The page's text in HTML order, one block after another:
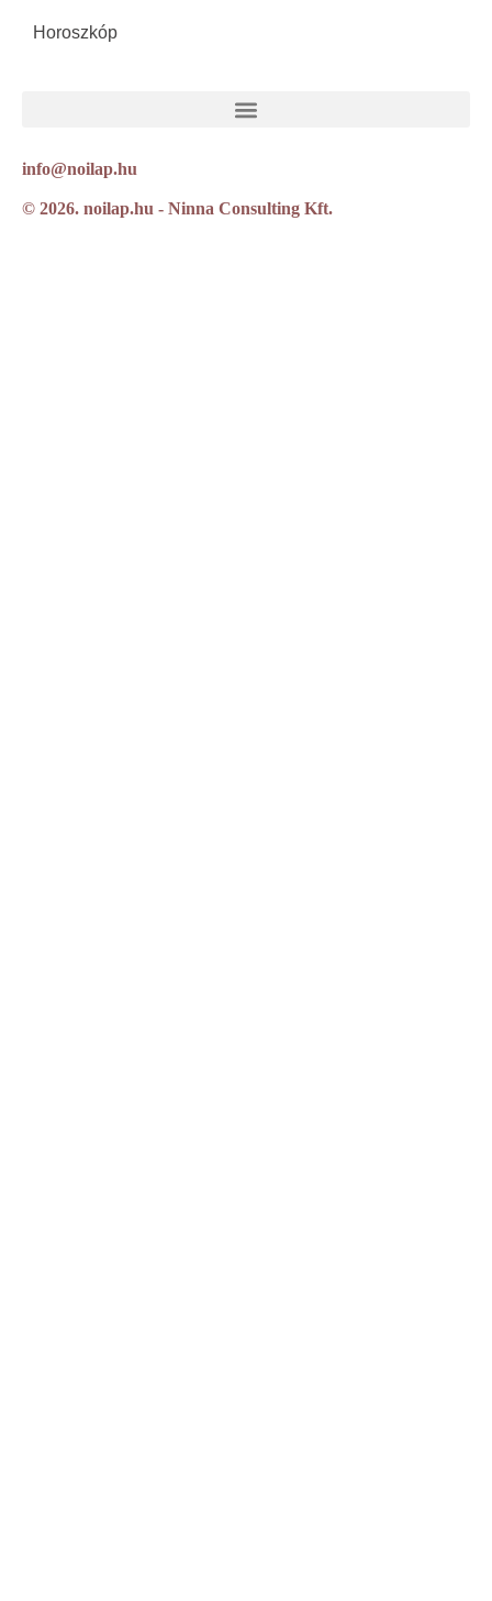
Horoszkóp
info@noilap.hu
© 2026. noilap.hu - Ninna Consulting Kft.